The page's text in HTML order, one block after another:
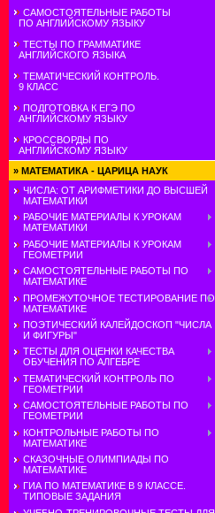
САМОСТОЯТЕЛЬНЫЕ РАБОТЫ
ПО АНГЛИЙСКОМУ ЯЗЫКУ
ТЕСТЫ ПО ГРАММАТИКЕ
АНГЛИЙСКОГО ЯЗЫКА
ТЕМАТИЧЕСКИЙ КОНТРОЛЬ.
9 КЛАСС
ПОДГОТОВКА К ЕГЭ ПО
АНГЛИЙСКОМУ ЯЗЫКУ
КРОССВОРДЫ ПО
АНГЛИЙСКОМУ ЯЗЫКУ
» МАТЕМАТИКА - ЦАРИЦА НАУК
ЧИСЛА: ОТ АРИФМЕТИКИ ДО ВЫСШЕЙ
МАТЕМАТИКИ
РАБОЧИЕ МАТЕРИАЛЫ К УРОКАМ
МАТЕМАТИКИ
РАБОЧИЕ МАТЕРИАЛЫ К УРОКАМ
ГЕОМЕТРИИ
САМОСТОЯТЕЛЬНЫЕ РАБОТЫ ПО
МАТЕМАТИКЕ
ПРОМЕЖУТОЧНОЕ ТЕСТИРОВАНИЕ ПО
МАТЕМАТИКЕ
ПОЭТИЧЕСКИЙ КАЛЕЙДОСКОП "ЧИСЛА
И ФИГУРЫ"
ТЕСТЫ ДЛЯ ОЦЕНКИ КАЧЕСТВА
ОБУЧЕНИЯ ПО АЛГЕБРЕ
ТЕМАТИЧЕСКИЙ КОНТРОЛЬ ПО
ГЕОМЕТРИИ
САМОСТОЯТЕЛЬНЫЕ РАБОТЫ ПО
ГЕОМЕТРИИ
КОНТРОЛЬНЫЕ РАБОТЫ ПО
МАТЕМАТИКЕ
СКАЗОЧНЫЕ ОЛИМПИАДЫ ПО
МАТЕМАТИКЕ
ГИА ПО МАТЕМАТИКЕ В 9 КЛАССЕ.
ТИПОВЫЕ ЗАДАНИЯ